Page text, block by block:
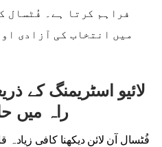
فراہم کرتا ہے۔ فُٹسال
میں انتخاب کی آزادی
لائیو اسٹریمنگ کے
راہ میں
فُٹسال آن لائن دیکھنا کافی زیادہ